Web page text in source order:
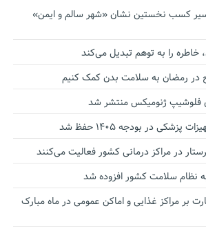
کسب نخستین نشان «شهر سالم و ایمن»
خاطره را به توهم تبدیل می‌کند
در رمضان به سلامت بدن کمک کنیم
فلوشیپ ژنومیکس منتشر شد
در بودجه ۱۴۰۵ حفظ شد
بر مراکز غذایی و اماکن عمومی در ماه مبارک